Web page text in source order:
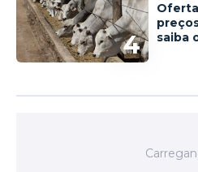
4
saiba